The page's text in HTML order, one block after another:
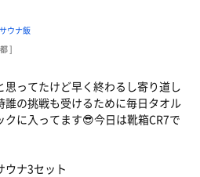
悪感が心地よく🏆
だ我慢😎
遊のSLのサ室に似てる😉コンパク
熱くなる🤤隣の浴室の氷浮かせた
体拭いてからベッドに倒れ込む🤤
最高🥴
セット🤤テレビからYouTubeで懐
out🥴
て湯に張り替えてビール飲みながら
サウナ飯
]
思ってたけど早く終わるし寄り道し
誰の挑戦も受けるために毎日タオル
クに入ってます😎今日は靴箱CR7で
ウナ3セット